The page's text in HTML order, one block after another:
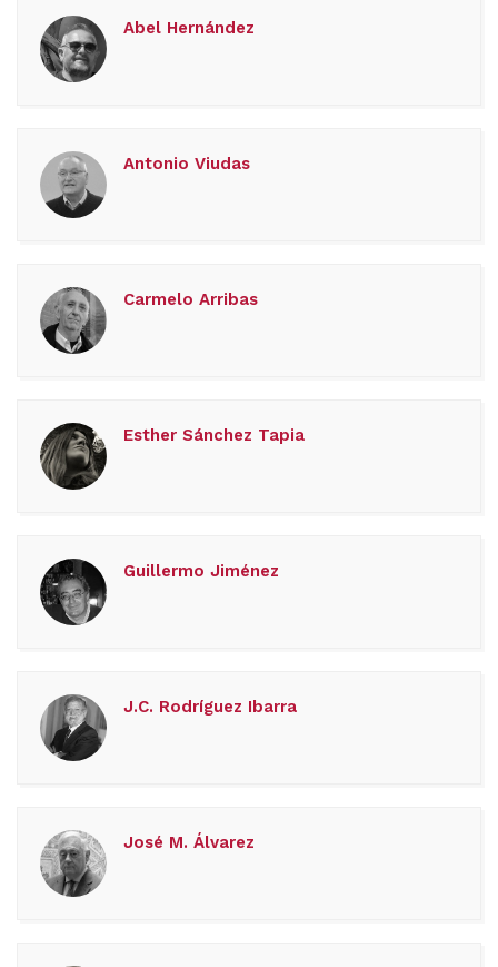
Abel Hernández
Antonio Viudas
Carmelo Arribas
Esther Sánchez Tapia
Guillermo Jiménez
J.C. Rodríguez Ibarra
José M. Álvarez